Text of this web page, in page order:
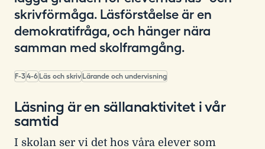
skrivförmåga. Läsförståelse är en
demokratifråga, och hänger nära
samman med skolframgång.
F-34-6 Läs och skriv Lärande och undervisning
Läsning är en sällanaktivitet i vår
samtid
I skolan ser vi det hos våra elever som